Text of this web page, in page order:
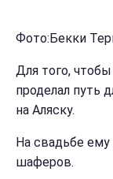
Фото:Бекки
Для того,
проделал путь
на Аляску.
На свадьбе ему
шаферов.